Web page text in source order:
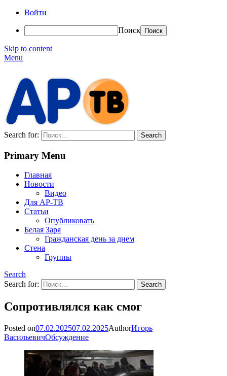
Войти
Поиск
Skip to content
Menu
Search for:
Primary Menu
Главная
Новости
Видео
Для АР-ТВ
Статьи
Опубликовать
Белая Заря
Гражданская день за днем
Стена
Группы
Search
Search for:
Сопротивлялся как смог
Posted on07.02.202507.02.2025AuthorИгорь
ВасильевичОбсуждение